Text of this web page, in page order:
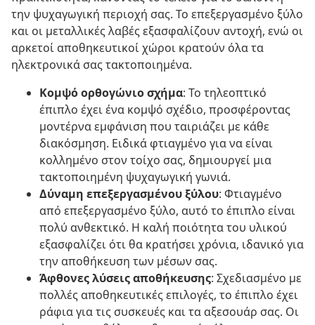
την ψυχαγωγική περιοχή σας. Το επεξεργασμένο ξύλο
και οι μεταλλικές λαβές εξασφαλίζουν αντοχή, ενώ οι
αρκετοί αποθηκευτικοί χώροι κρατούν όλα τα
ηλεκτρονικά σας τακτοποιημένα.
Κομψό ορθογώνιο σχήμα: Το τηλεοπτικό
έπιπλο έχει ένα κομψό σχέδιο, προσφέροντας
μοντέρνα εμφάνιση που ταιριάζει με κάθε
διακόσμηση. Ειδικά φτιαγμένο για να είναι
κολλημένο στον τοίχο σας, δημιουργεί μια
τακτοποιημένη ψυχαγωγική γωνιά.
Δύναμη επεξεργασμένου ξύλου: Φτιαγμένο
από επεξεργασμένο ξύλο, αυτό το έπιπλο είναι
πολύ ανθεκτικό. Η καλή ποιότητα του υλικού
εξασφαλίζει ότι θα κρατήσει χρόνια, ιδανικό για
την αποθήκευση των μέσων σας.
Άφθονες λύσεις αποθήκευσης: Σχεδιασμένο με
πολλές αποθηκευτικές επιλογές, το έπιπλο έχει
ράφια για τις συσκευές και τα αξεσουάρ σας. Οι